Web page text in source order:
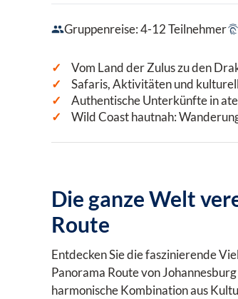
Gruppenreise: 4-12 Teilnehmer
Vom Land der Zulus zu den
Safaris, Aktivitäten und
Authentische Unterkünfte in
Wild Coast hautnah:
Die ganze Welt
Route
Entdecken Sie die faszinierende
Panorama Route von
harmonische Kombination aus